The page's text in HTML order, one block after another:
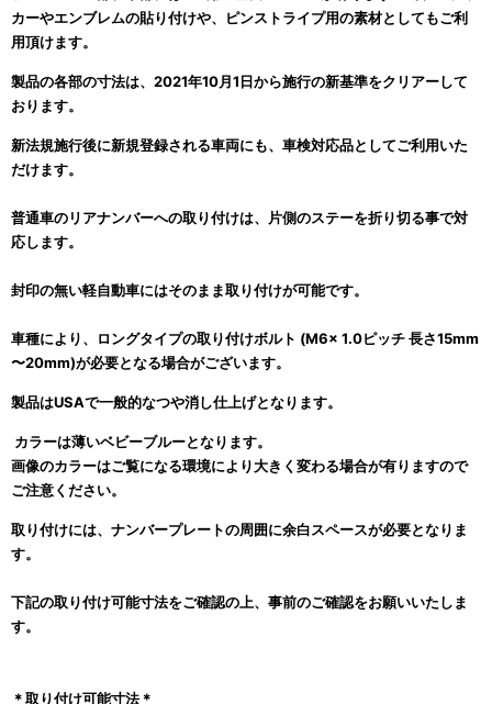
カーやエンブレムの貼り付けや、ピンストライプ用の素材としてもご利
用頂けます。
製品の各部の寸法は、2021年10月1日から施行の新基準をクリアーして
おります。
新法規施行後に新規登録される車両にも、車検対応品としてご利用いた
だけます。
普通車のリアナンバーへの取り付けは、片側のステーを折り切る事で対
応します。
封印の無い軽自動車にはそのまま取り付けが可能です。
車種により、ロングタイプの取り付けボルト (M6x 1.0ピッチ 長さ15mm
〜20mm)が必要となる場合がございます。
製品はUSAで一般的なつや消し仕上げとなります。
カラーは薄いベビーブルーとなります。
画像のカラーはご覧になる環境により大きく変わる場合が有りますので
ご注意ください。
取り付けには、ナンバープレートの周囲に余白スペースが必要となりま
す。
下記の取り付け可能寸法をご確認の上、事前のご確認をお願いいたしま
す。
＊取り付け可能寸法＊